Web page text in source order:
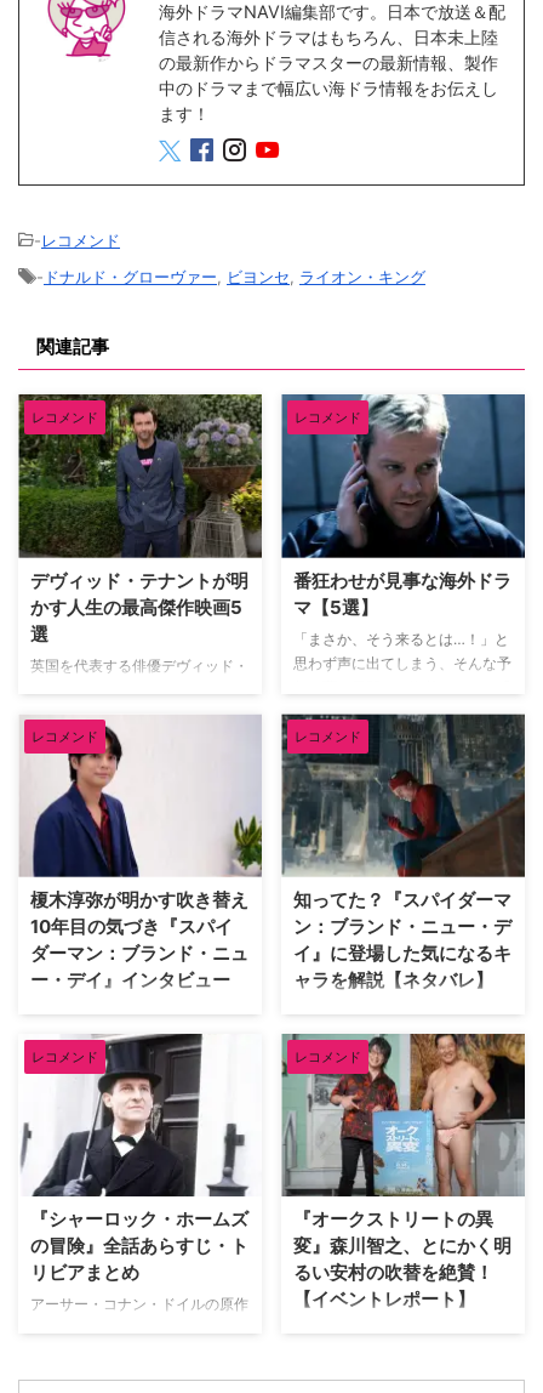
海外ドラマNAVI編集部です。日本で放送＆配
信される海外ドラマはもちろん、日本未上陸
の最新作からドラマスターの最新情報、製作
中のドラマまで幅広い海ドラ情報をお伝えし
ます！
-レコメンド
- ドナルド・グローヴァー ビヨンセ ライオン・キング
関連記事
レコメンド
デヴィッド・テナントが明
かす人生の最高傑作映画5
選
英国を代表する俳優デヴィッド・
『グッド・オーメンズ』）が、映
像ソフトメーカーの米Criterion社
による人気企画「Criterion
Closet」に登場した。数多の名作
映画のDVDやBlu-rayが並ぶ夢の
ようなクローゼットを訪れたデヴ
ィッドは、自身が幼少期や俳優人
映画をピックアップ。その魅力を
熱く語った。 『バンデットQ』か
らオロノ劇の名作まで！独自のセ
ンスで選ぶ名作群 最初に彼が手
…
レコメンド
番狂わせが見事な海外ドラ
マ【5選】
「まさか、そう来るとは…！」と
思わず声に出てしまう、そんな予
醐味だろう。巧みに張り巡らされ
た伏線や衝撃のドンデン返しに、
気づけば最後まで一気見してしま
うことも。そんな予想を鮮やかに
裏切る番狂わせが見事な海外ドラ
マを米TV Lineが取り上げている
ので、そのうち5作品を紹介しよ
う。（※本記事は各作品の重要な
ネタバレを含みますのでご注意く
ださい） 予想外の展開にビック
リさせられた海外ドラマ 『イカ
ゲーム』 世界的ヒットを記録し
レコメンド
榎木淳弥が明かす吹き替え
10年目の気づき『スパイ
ダーマン：ブランド・ニュ
ー・デイ』インタビュー
『スパイダーマン：ブランド・ニ
ュー・デイ』日本語吹き替え版で
ピーター・パーカー／スパイダー
マンを演じる榎木淳弥にインタビ
ュー！ 孤独を抱えながらも成長
したピーターの魅力や、ハルク、
パニッシャーたちとの掛け合い、
そして本作に込められた意味につ
いて、たっぷり語ってもらった。
記憶をなくした世界で描かれる、
ピーターの「人間ドラマ」 ――
前作『スパイダーマン：ノー・ウ
ェイ・ホーム』ではドクター・ス
ター・パーカーに関する記憶が消
レコメンド
知ってた？『スパイダーマ
ン：ブランド・ニュー・デ
イ』に登場した気になるキ
ャラを解説【ネタバレ】
『スパイダーマン：ブランド・ニ
ュー・デイ』が大ヒット上映中。
ピーターやMJ、ネッドなどシリ
ーズおなじみの顔ぶれはもちろ
ん、他作品のヒーローや原作コミ
ックスのキャラクターも多数登場
している。そこで、映画をすでに
鑑賞した人向けに、気になるキャ
ラクターについて解説しよう。 ※
本記事には『スパイダーマン：ブ
ランド・ニュー・デイ』のネタバ
レが含まれます。 アベンジャー
ズでおなじみバナー博士が登場！
み、天才物理化学者のブルース・
レコメンド
『シャーロック・ホームズ
の冒険』全話あらすじ・ト
リビアまとめ
アーサー・コナン・ドイルの原作
年まで放送された名作ドラマ『シ
レコメンド
『オークストリートの異
変』森川智之、とにかく明
るい安村の吹替を絶賛！
【イベントレポート】
J.J.エイブラムス製作の最新作映
8月14日（金）より日米同時公開